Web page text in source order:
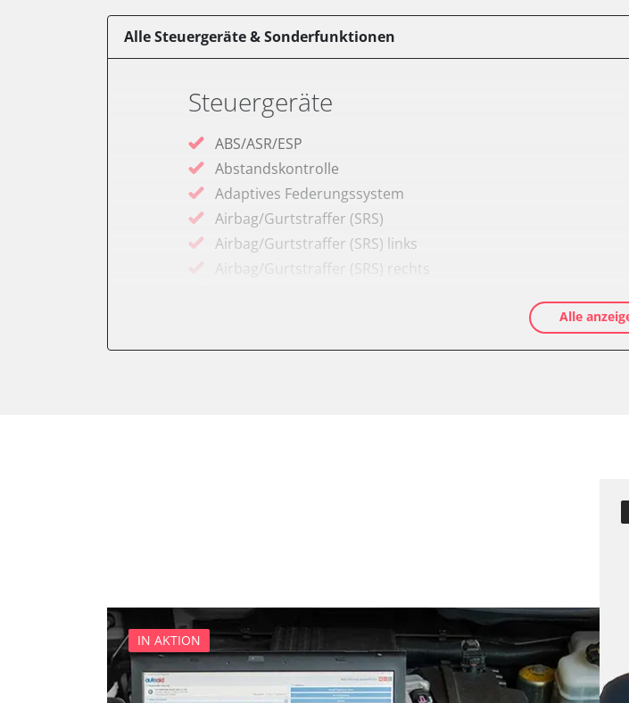
Alle Steuergeräte & Sonderfunktionen
Steuergeräte
ABS/ASR/ESP
Abstandskontrolle
Adaptives Federungssystem
Airbag/Gurtstraffer (SRS)
Airbag/Gurtstraffer (SRS) links
Airbag/Gurtstraffer (SRS) rechts
Elektronisches Wählhebel-Modul (EWM)
Fahrdynamik-Sitz vorne links
Fahrdynamik-Sitz vorne rechts
Feststellbremse (EPB / SBC)
Alle
IN AKTION